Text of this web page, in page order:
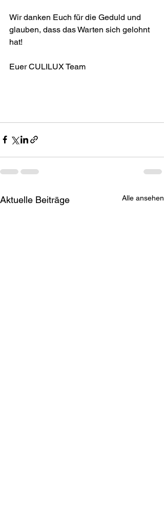
Wir danken Euch für die Geduld und
glauben, dass das Warten sich gelohnt
hat!
Euer CULILUX Team
Aktuelle Beiträge Alle ansehen